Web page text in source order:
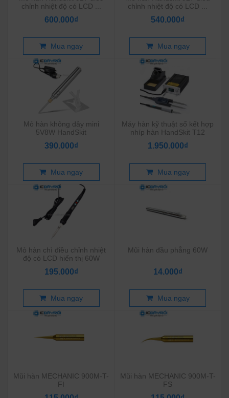
chỉnh nhiệt độ có LCD ...
600.000₫
Mua ngay
chỉnh nhiệt độ có LCD ...
540.000₫
Mua ngay
Mỏ hàn không dây mini
5V8W HandSkit
390.000₫
Mua ngay
Máy hàn kỹ thuật số kết hợp
nhíp hàn HandSkit T12
1.950.000₫
Mua ngay
Mỏ hàn chì điều chỉnh nhiệt
độ có LCD hiển thị 60W
195.000₫
Mua ngay
Mũi hàn đầu phẳng 60W
14.000₫
Mua ngay
Mũi hàn MECHANIC 900M-T-
FI
Mũi hàn MECHANIC 900M-T-
FS